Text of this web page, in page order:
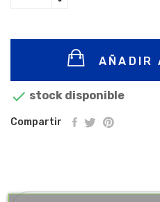
AÑADIR
 stock disponible
Compartir